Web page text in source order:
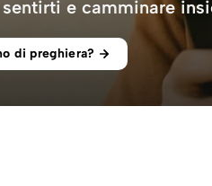
e camminare
di preghiera?